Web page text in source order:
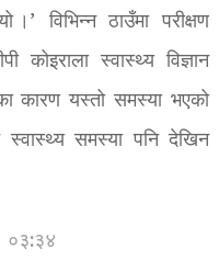
विभिन्न ठाउँमा परीक्षण
कोइराला स्वास्थ्य विज्ञान
कारण यस्तो समस्या भएको
समस्या पनि देखिन
०३:३४